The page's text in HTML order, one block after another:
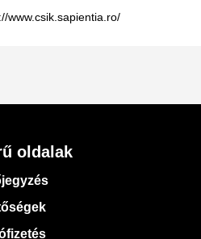
www.csik.sapientia.ro/
oldalak